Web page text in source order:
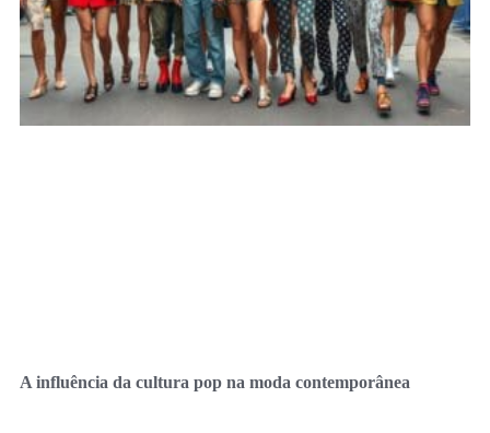
A influência da cultura pop na moda contemporânea